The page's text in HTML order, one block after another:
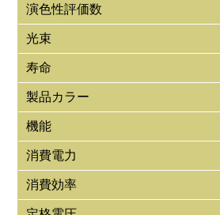
演色性評価数
光束
寿命
製品カラー
機能
消費電力
消費効率